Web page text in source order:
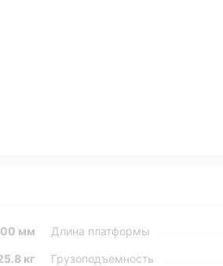
мм Длина платформы
кг Грузоподъемность